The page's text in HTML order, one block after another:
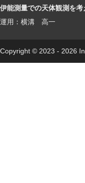
伊能測量での天体観測を考
運用：横溝 高一
Copyright © 2023 - 2026